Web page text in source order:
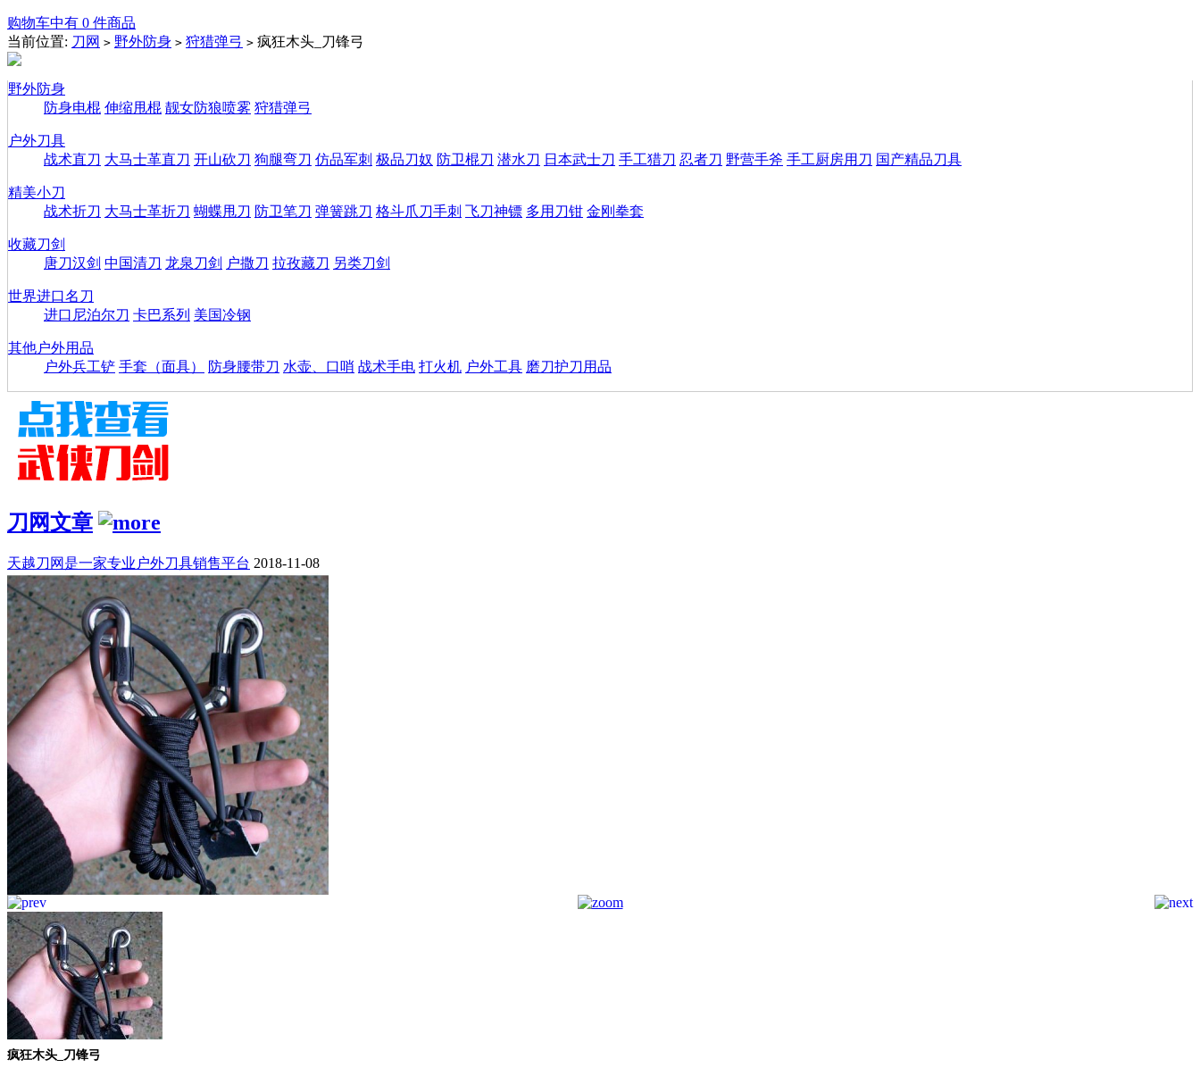
购物车中有 0 件商品
当前位置: 刀网 > 野外防身 > 狩猎弹弓 > 疯狂木头_刀锋弓
野外防身
防身电棍 伸缩甩棍 靓女防狼喷雾 狩猎弹弓
户外刀具
战术直刀 大马士革直刀 开山砍刀 狗腿弯刀 仿品军刺 极品刀奴 防卫棍刀 潜水刀 日本武士刀 手工猎刀 忍者刀 野营手斧 手工厨房用刀 国产精品刀具
精美小刀
战术折刀 大马士革折刀 蝴蝶甩刀 防卫笔刀 弹簧跳刀 格斗爪刀手刺 飞刀神镖 多用刀钳 金刚拳套
收藏刀剑
唐刀汉剑 中国清刀 龙泉刀剑 户撒刀 拉孜藏刀 另类刀剑
世界进口名刀
进口尼泊尔刀 卡巴系列 美国冷钢
其他户外用品
户外兵工铲 手套（面具） 防身腰带刀 水壶、口哨 战术手电 打火机 户外工具 磨刀护刀用品
刀网文章
天越刀网是一家专业户外刀具销售平台 2018-11-08
疯狂木头_刀锋弓